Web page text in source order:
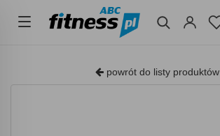
powrót do listy produktów